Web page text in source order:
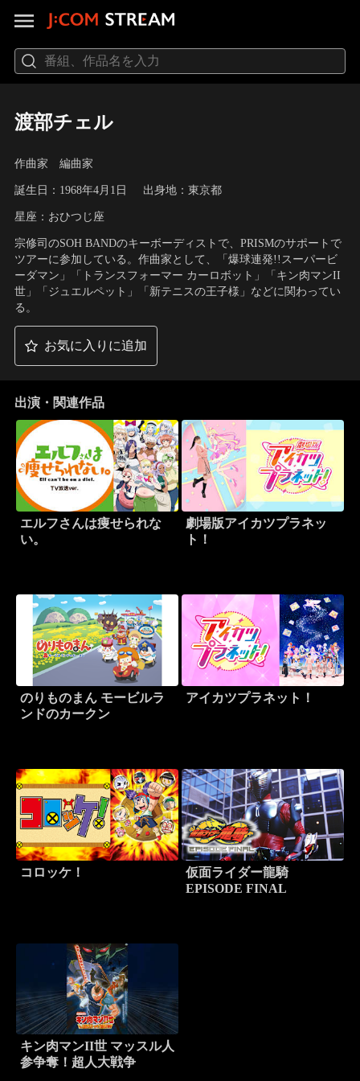
渡部チェル
作曲家 編曲家
誕生日：1968年4月1日 出身地：東京都
星座：おひつじ座
宗修司のSOH BANDのキーボーディストで、PRISMのサポートで
ツアーに参加している。作曲家として、「爆球連発!!スーパービ
ーダマン」「トランスフォーマー カーロボット」「キン肉マンII
世」「ジュエルペット」「新テニスの王子様」などに関わってい
る。
お気に入りに追加
出演・関連作品
エルフさんは痩せられな
い。
劇場版アイカツプラネッ
ト！
のりものまん モービルラ
ンドのカークン
アイカツプラネット！
コロッケ！
仮面ライダー龍騎
EPISODE FINAL
キン肉マンII世 マッスル人
参争奪！超人大戦争